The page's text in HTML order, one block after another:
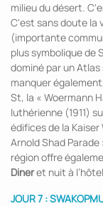
milieu du désert.
C'est sans doute la
(importante
plus symbolique de
dominé par un
manquer
St, la « Woermann
luthérienne (1911)
édifices de la
Arnold Shad Parade
région offre
Dineret nuit à
JOUR 7 :